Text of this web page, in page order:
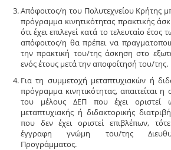
Απόφοιτος/η του Πολυτεχνείου Κρήτης
πρόγραμμα κινητικότητας πρακτικής
ότι έχει επιλεγεί κατά το τελευταίο
απόφοιτος/η θα πρέπει να
την πρακτική του/της άσκηση στο
ενός έτους μετά την αποφοίτησή του/της.
Για τη συμμετοχή μεταπτυχιακών ή
πρόγραμμα κινητικότητας, απαιτείται
του μέλους ΔΕΠ που έχει οριστεί
μεταπτυχιακής ή διδακτορικής
που δεν έχει οριστεί επιβλέπων,
έγγραφη γνώμη του/της
Προγράμματος.